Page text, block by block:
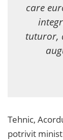
care
tuturor,
Tehnic,
potrivit